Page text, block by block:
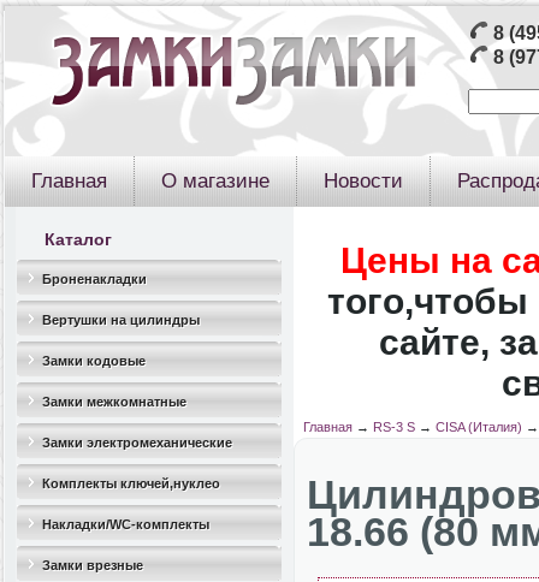
8
8
Главная О магазине Новости
Каталог
Броненакладки
Вертушки на цилиндры
Замки кодовые
Замки межкомнатные
Замки электромеханические
Комплекты ключей,нуклео
Накладки/WC-комплекты
Замки врезные
Цены на
того,чтобы
сайте,
Главная→ RS-3 S→ CISA (Италия)
18.66 (80